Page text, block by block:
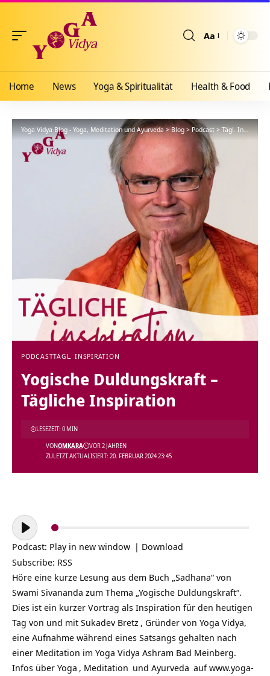
Aa
Home News Yoga & Spiritualität Health & Food
Yoga Vidya Blog - Yoga, Meditation und Ayurveda>Blog>Podcast>Tägl. Inspiration
PODCASTTÄGL. INSPIRATION
Yogische Duldungskraft –
Tägliche Inspiration
ZULETZT AKTUALISIERT: 20. FEBRUAR 2024 23:45
VONOMKARA VOR 2 JAHREN
LESEZEIT: 0 MIN
Audio-
Player
Podcast: Play in new window | Download
Subscribe: RSS
Höre eine kurze Lesung aus dem Buch „Sadhana“ von
Swami Sivananda zum Thema „Yogische Duldungskraft“.
Dies ist ein kurzer Vortrag als Inspiration für den heutigen
Tag von und mit Sukadev Bretz , Gründer von Yoga Vidya,
eine Aufnahme während eines Satsangs gehalten nach
einer Meditation im Yoga Vidya Ashram Bad Meinberg.
Infos über Yoga , Meditation und Ayurveda aufwww.yoga-